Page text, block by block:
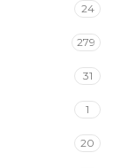
24
279
31
1
20